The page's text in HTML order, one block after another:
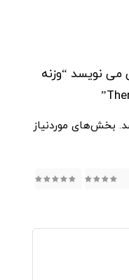
نویسد “وزنه
بخش‌های موردنیاز
5